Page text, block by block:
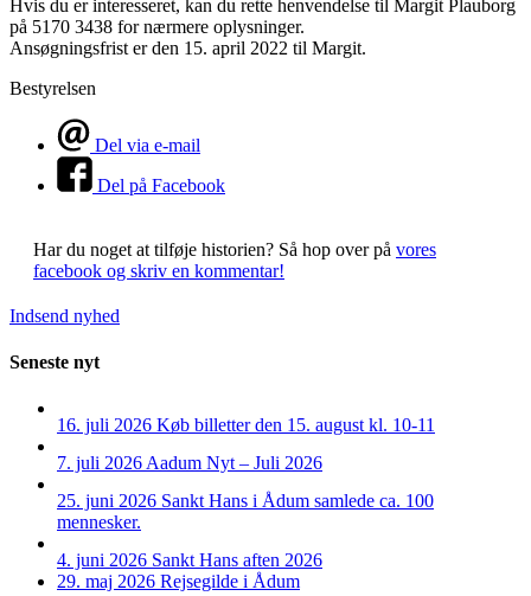
Hvis du er interesseret, kan du rette henvendelse til Margit Plauborg
på 5170 3438 for nærmere oplysninger.
Ansøgningsfrist er den 15. april 2022 til Margit.
Bestyrelsen
Del via e-mail
Del på Facebook
Har du noget at tilføje historien? Så hop over på vores
facebook og skriv en kommentar!
Indsend nyhed
Seneste nyt
16. juli 2026 Køb billetter den 15. august kl. 10-11
7. juli 2026 Aadum Nyt – Juli 2026
25. juni 2026 Sankt Hans i Ådum samlede ca. 100
mennesker.
4. juni 2026 Sankt Hans aften 2026
29. maj 2026 Rejsegilde i Ådum